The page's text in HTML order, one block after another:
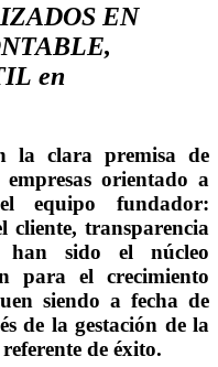
EN
en
la clara premisa de
orientado a
equipo fundador:
cliente, transparencia
han sido el núcleo
para el crecimiento
siendo a fecha de
de la gestación de la
de éxito.